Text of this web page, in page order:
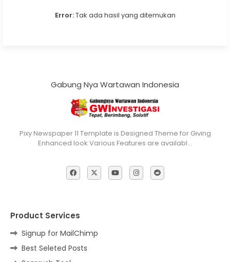
Error:Tak ada hasil yang ditemukan
Gabung Nya Wartawan Indonesia
Pixy Newspaper 11 Template is Designed Theme for Giving
Enhanced look Various Features are availabl…
Product Services
Signup for MailChimp
Best Seleted Posts